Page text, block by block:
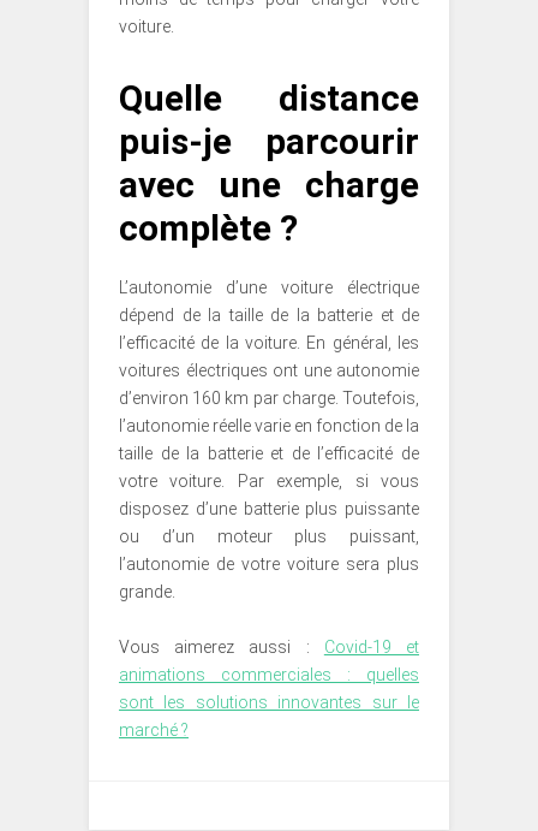
voiture.
Quelle distance
puis-je parcourir
avec une charge
complète ?
L’autonomie d’une voiture électrique
dépend de la taille de la batterie et de
l’efficacité de la voiture. En général, les
voitures électriques ont une autonomie
d’environ 160 km par charge. Toutefois,
l’autonomie réelle varie en fonction de la
taille de la batterie et de l’efficacité de
votre voiture. Par exemple, si vous
disposez d’une batterie plus puissante
ou d’un moteur plus puissant,
l’autonomie de votre voiture sera plus
grande.
Vous aimerez aussi : Covid-19 et
animations commerciales : quelles
sont les solutions innovantes sur le
marché ?